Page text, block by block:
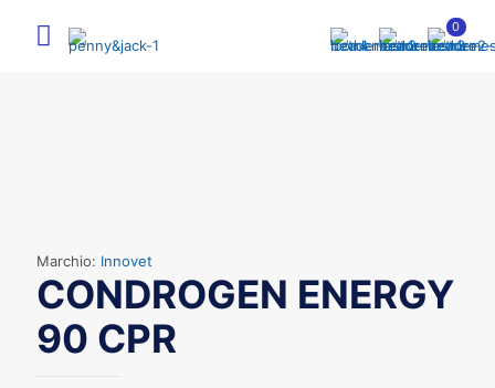
0
Marchio: Innovet
CONDROGEN ENERGY
90 CPR